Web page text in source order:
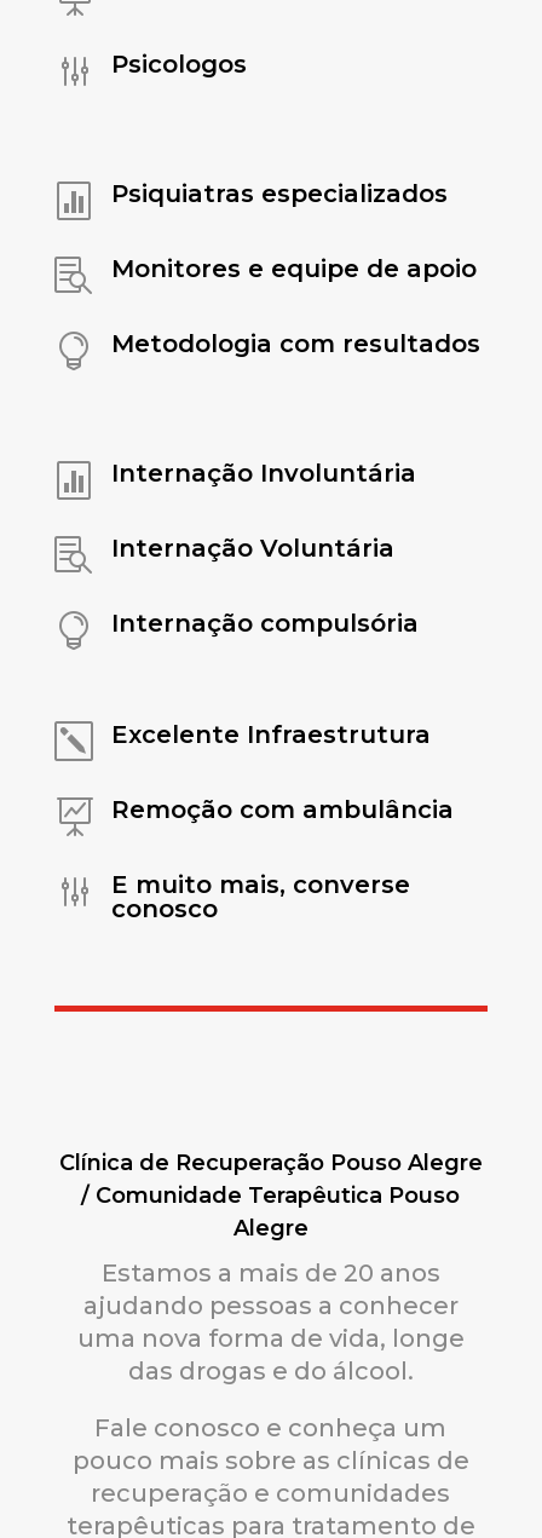
g Psicologos
 Psiquiatras especializados
 Monitores e equipe de apoio
 Metodologia com resultados
 Internação Involuntária
 Internação Voluntária
 Internação compulsória
k Excelente Infraestrutura
 Remoção com ambulância
g
E muito mais, converse
conosco
Clínica de Recuperação Pouso Alegre
/ Comunidade Terapêutica Pouso
Alegre
Estamos a mais de 20 anos
ajudando pessoas a conhecer
uma nova forma de vida, longe
das drogas e do álcool.
Fale conosco e conheça um
pouco mais sobre as clínicas de
recuperação e comunidades
terapêuticas para tratamento de